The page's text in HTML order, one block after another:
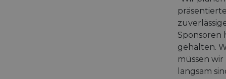
Sponsoren
gehalten.
müssen
langsam